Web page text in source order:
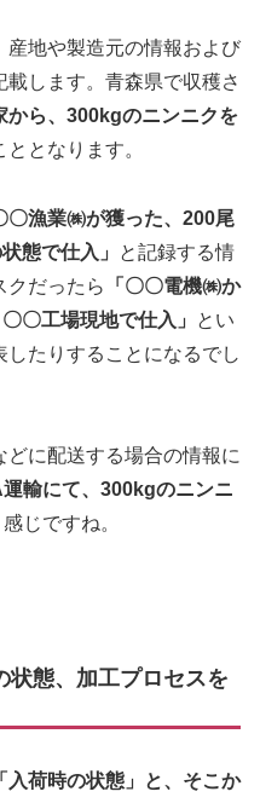
産地や製造元の情報および
します。青森県で収穫さ
から、300kgのニンニクを
となります。
〇漁業㈱が獲った、200尾
態で仕入」
と記録する情
クだったら
「〇〇電機㈱か
〇工場現地で仕入」
とい
たりすることになるでし
どに配送する場合の情報に
運輸にて、300kgのニンニ
じですね。
状態、加工プロセスを
「入荷時の状態」と、そこか